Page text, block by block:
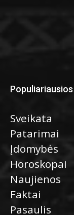
Sveikata
Patarimai
Įdomybės
Horoskopai
Naujienos
Faktai
Pasaulis